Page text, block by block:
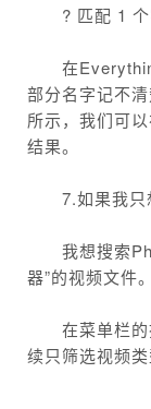
? 匹配 1 个
在Everything
部分名字记不
所示，我们可
结果。
7.如果我只
我想搜索
器”的视频文件
在菜单栏的
续只筛选视频类